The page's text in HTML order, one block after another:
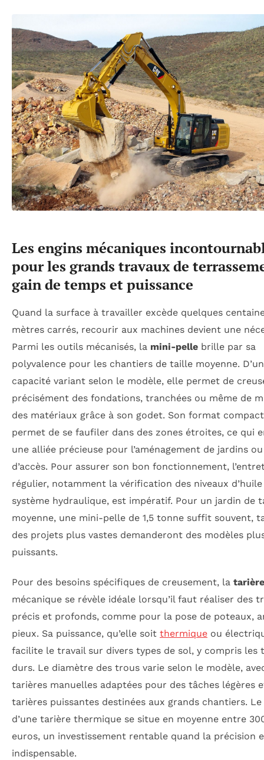
Les engins mécaniques
pour les grands travaux de
gain de temps et puissance
Quand la surface à travailler excède quelques
mètres carrés, recourir aux machines devient une
Parmi les outils mécanisés, la mini-pelle brille par sa
polyvalence pour les chantiers de taille moyenne.
capacité variant selon le modèle, elle permet de
précisément des fondations, tranchées ou même de
des matériaux grâce à son godet. Son format
permet de se faufiler dans des zones étroites, ce qui
une alliée précieuse pour l’aménagement de jardins
d’accès. Pour assurer son bon fonctionnement,
régulier, notamment la vérification des niveaux
système hydraulique, est impératif. Pour un jardin de
moyenne, une mini-pelle de 1,5 tonne suffit souvent,
des projets plus vastes demanderont des modèles
puissants.
Pour des besoins spécifiques de creusement, la tarière
mécanique se révèle idéale lorsqu’il faut réaliser des
précis et profonds, comme pour la pose de poteaux,
pieux. Sa puissance, qu’elle soit thermique ou
facilite le travail sur divers types de sol, y compris les
durs. Le diamètre des trous varie selon le modèle,
tarières manuelles adaptées pour des tâches légères
tarières puissantes destinées aux grands chantiers.
d’une tarière thermique se situe en moyenne entre
euros, un investissement rentable quand la précision
indispensable.